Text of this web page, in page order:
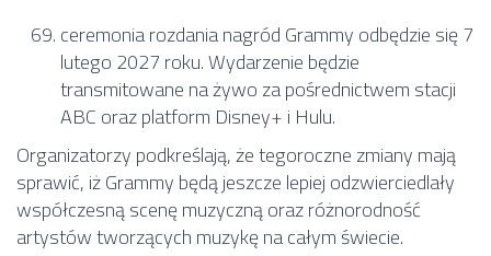
ceremonia rozdania nagród Grammy odbędzie się 7
lutego 2027 roku. Wydarzenie będzie
transmitowane na żywo za pośrednictwem stacji
ABC oraz platform Disney+ i Hulu.
Organizatorzy podkreślają, że tegoroczne zmiany mają
sprawić, iż Grammy będą jeszcze lepiej odzwierciedlały
współczesną scenę muzyczną oraz różnorodność
artystów tworzących muzykę na całym świecie.